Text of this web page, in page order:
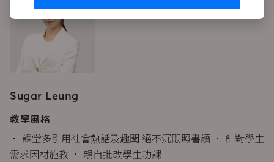
Sugar Leung
教學風格
• 課堂多引用社會熱話及趣聞 絕不沉悶照書讀 • 針對學生
需求因材施教 • 親自批改學生功課